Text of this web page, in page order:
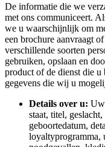
De informatie die we
met ons communiceert.
we u waarschijnlijk om
een brochure aanvraagt
verschillende soorten
gebruiken, opslaan en
product of de dienst die
gegevens die wij u
Details over u: Uw
staat, titel,
geboortedatum,
loyaltyprogramma,